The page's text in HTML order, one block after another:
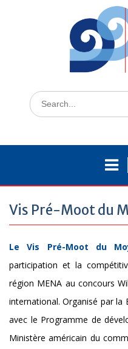
Search
for:
Vis Pré-Moot du
Le Vis Pré-Moot du
participation et la
région MENA au concours
international. Organisé par la
avec le Programme de
Ministère américain du